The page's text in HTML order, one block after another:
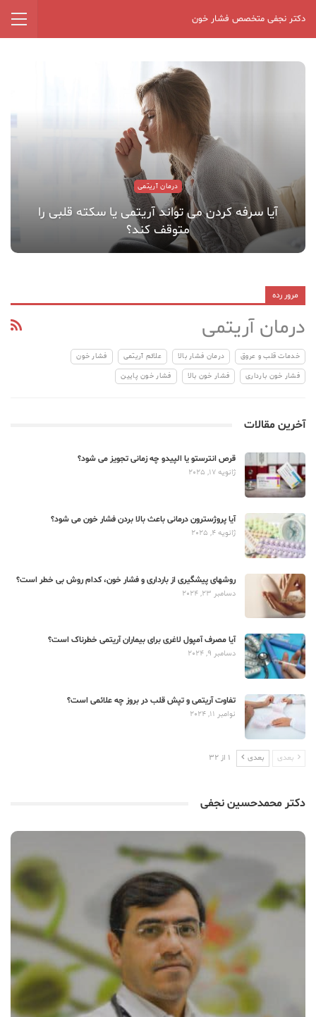
دکتر نجفی متخصص فشار خون
درمان آریتمی
آیا سرفه کردن می تواند آریتمی یا سکته قلبی را
متوقف کند؟
مرور رده
درمان آریتمی
خدمات قلب و عروق درمان فشار بالا علائم آریتمی فشار خون
فشار خون بارداری فشار خون بالا فشار خون پایین
آخرین مقالات
قرص انترستو یا الپیدو چه زمانی تجویز می شود؟
ژانویه 17, 2025
آیا پروژسترون درمانی باعث بالا بردن فشار خون می شود؟
ژانویه 4, 2025
روشهای پیشگیری از بارداری و فشار خون، کدام روش بی خطر است؟
دسامبر 23, 2024
آیا مصرف آمپول لاغری برای بیماران آریتمی خطرناک است؟
دسامبر 9, 2024
تفاوت آریتمی و تپش قلب در بروز چه علائمی است؟
نوامبر 11, 2024
بعدی بعدی 1 از 32
دکتر محمدحسین نجفی